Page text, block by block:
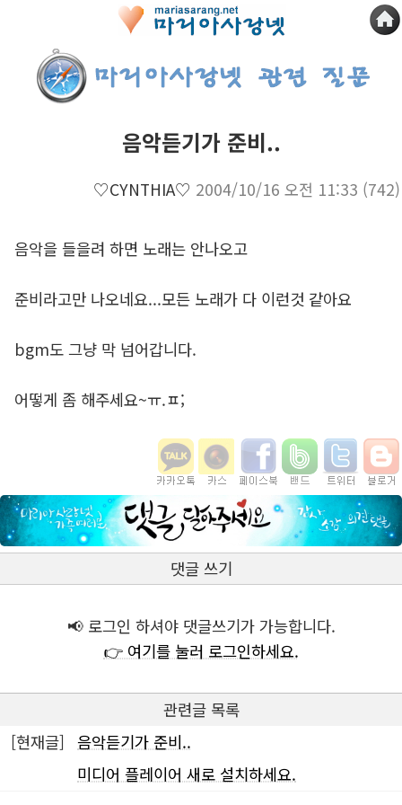
음악듣기가 준비..
♡CYNTHIA♡ 2004/10/16 오전 11:33 (742)
음악을 들을려 하면 노래는 안나오고
준비라고만 나오네요...모든 노래가 다 이런것 같아요
bgm도 그냥 막 넘어갑니다.
어떻게 좀 해주세요~ㅠ.ㅍ;
댓글 쓰기
📢 로그인 하셔야 댓글쓰기가 가능합니다.
👉 여기를 눌러 로그인하세요.
관련글 목록
[현재글]
음악듣기가 준비..
미디어 플레이어 새로 설치하세요.